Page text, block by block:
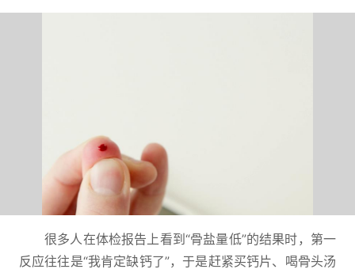
很多人在体检报告上看到“骨盐量低”的结果时，第一
反应往往是“我肯定缺钙了”，于是赶紧买钙片、喝骨头汤